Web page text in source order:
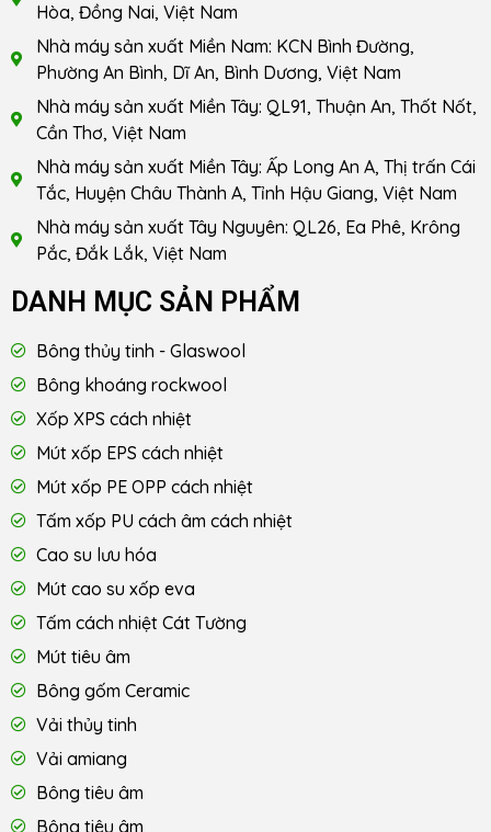
Hòa, Đồng Nai, Việt Nam
Nhà máy sản xuất Miền Nam: KCN Bình Đường,
Phường An Bình, Dĩ An, Bình Dương, Việt Nam
Nhà máy sản xuất Miền Tây: QL91, Thuận An, Thốt Nốt,
Cần Thơ, Việt Nam
Nhà máy sản xuất Miền Tây: Ấp Long An A, Thị trấn Cái
Tắc, Huyện Châu Thành A, Tỉnh Hậu Giang, Việt Nam
Nhà máy sản xuất Tây Nguyên: QL26, Ea Phê, Krông
Pắc, Đắk Lắk, Việt Nam
DANH MỤC SẢN PHẨM
Bông thủy tinh - Glaswool
Bông khoáng rockwool
Xốp XPS cách nhiệt
Mút xốp EPS cách nhiệt
Mút xốp PE OPP cách nhiệt
Tấm xốp PU cách âm cách nhiệt
Cao su lưu hóa
Mút cao su xốp eva
Tấm cách nhiệt Cát Tường
Mút tiêu âm
Bông gốm Ceramic
Vải thủy tinh
Vải amiang
Bông tiêu âm
Bông tiêu âm